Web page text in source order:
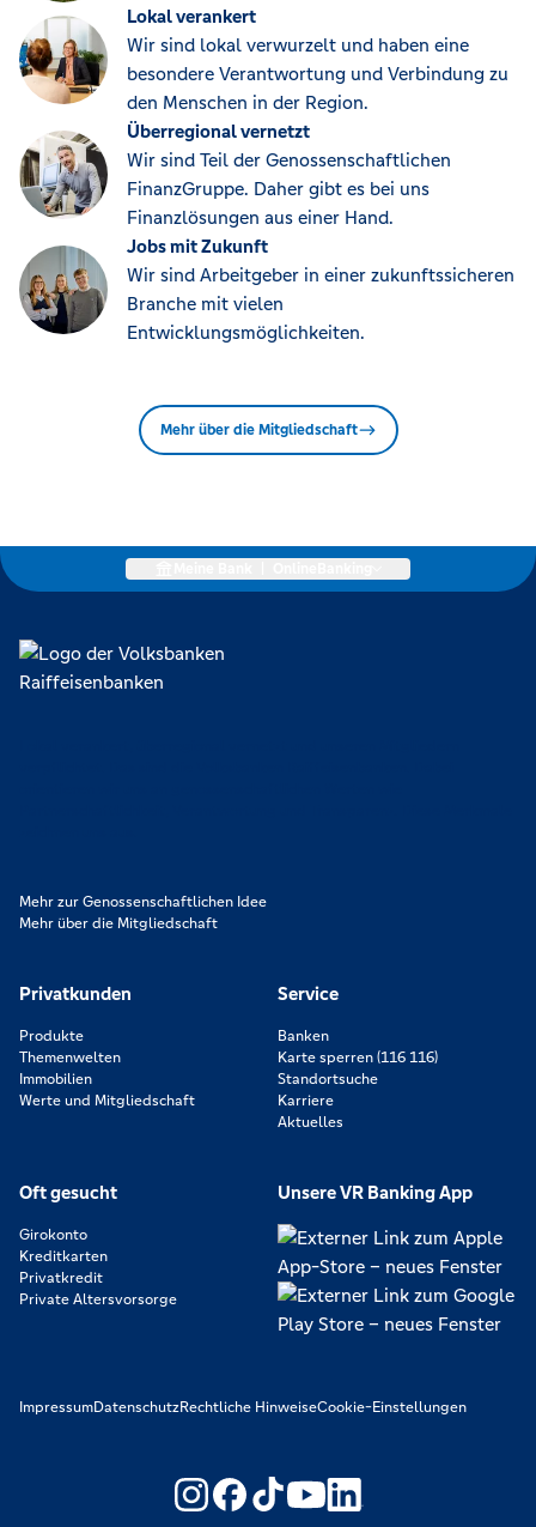
Lokal verankert
Wir sind lokal verwurzelt und haben eine
besondere Verantwortung und Verbindung zu
den Menschen in der Region.
Überregional vernetzt
Wir sind Teil der Genossenschaftlichen
FinanzGruppe. Daher gibt es bei uns
Finanzlösungen aus einer Hand.
Jobs mit Zukunft
Wir sind Arbeitgeber in einer zukunftssicheren
Branche mit vielen
Entwicklungsmöglichkeiten.
Mehr über die Mitgliedschaft
Mehr zur Genossenschaftlichen Idee
Mehr über die Mitgliedschaft
Privatkunden
Produkte
Themenwelten
Immobilien
Werte und Mitgliedschaft
Service
Banken
Karte sperren (116 116)
Standortsuche
Karriere
Aktuelles
Oft gesucht
Girokonto
Kreditkarten
Privatkredit
Private Altersvorsorge
Unsere VR Banking App
ImpressumDatenschutzRechtliche HinweiseCookie-Einstellungen
https://www.youtube.com/
https://